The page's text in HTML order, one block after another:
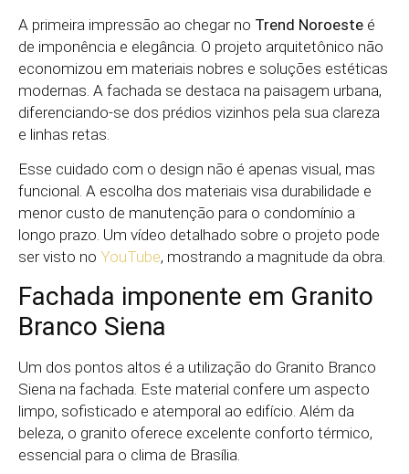
A primeira impressão ao chegar no Trend Noroeste é
de imponência e elegância. O projeto arquitetônico não
economizou em materiais nobres e soluções estéticas
modernas. A fachada se destaca na paisagem urbana,
diferenciando-se dos prédios vizinhos pela sua clareza
e linhas retas.
Esse cuidado com o design não é apenas visual, mas
funcional. A escolha dos materiais visa durabilidade e
menor custo de manutenção para o condomínio a
longo prazo. Um vídeo detalhado sobre o projeto pode
ser visto no YouTube, mostrando a magnitude da obra.
Fachada imponente em Granito
Branco Siena
Um dos pontos altos é a utilização do Granito Branco
Siena na fachada. Este material confere um aspecto
limpo, sofisticado e atemporal ao edifício. Além da
beleza, o granito oferece excelente conforto térmico,
essencial para o clima de Brasília.